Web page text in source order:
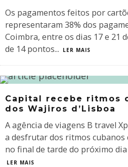
Os pagamentos feitos por
representaram 38% dos
Coimbra, entre os dias 17 e 21
de 14 pontos... LER MAIS
Capital recebe ritmos
dos Wajiros d’Lisboa
A agência de viagens B travel
a desfrutar dos ritmos cubanos
no final de tarde do próximo
LER MAIS